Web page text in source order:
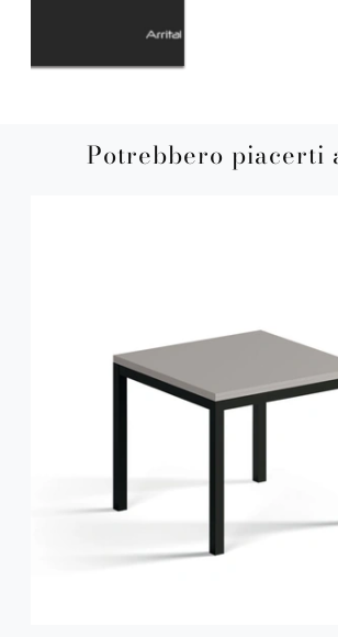
Potrebbero piacerti